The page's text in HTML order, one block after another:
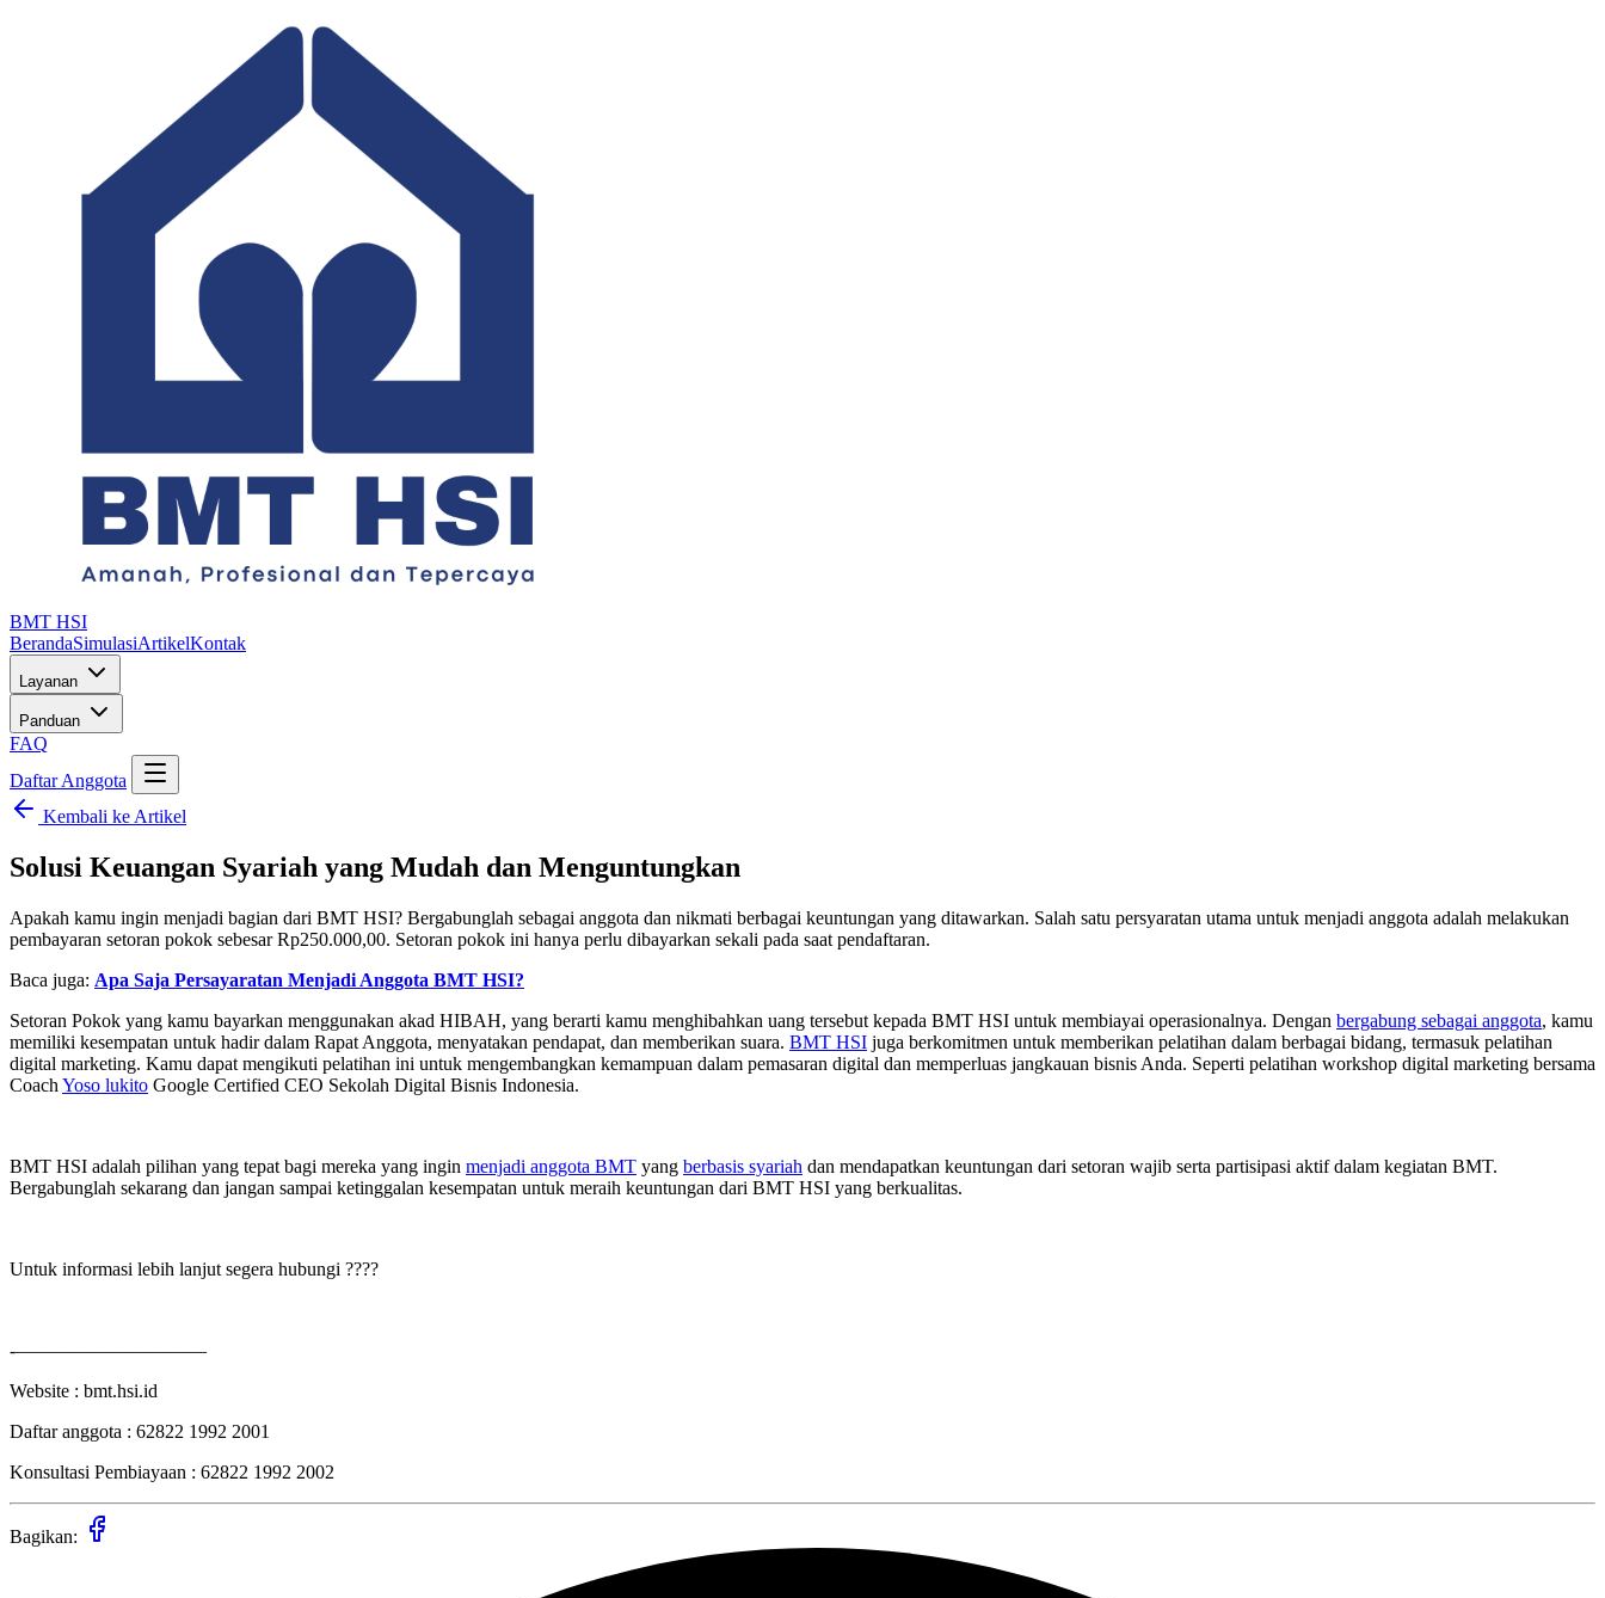
BMT HSI
BerandaSimulasiArtikelKontak
Layanan
Panduan
FAQ
Daftar Anggota
Kembali ke Artikel
Solusi Keuangan Syariah yang Mudah dan Menguntungkan
Apakah kamu ingin menjadi bagian dari BMT HSI? Bergabunglah sebagai anggota dan nikmati berbagai keuntungan yang ditawarkan. Salah satu persyaratan utama untuk menjadi anggota adalah melakukan
pembayaran setoran pokok sebesar Rp250.000,00. Setoran pokok ini hanya perlu dibayarkan sekali pada saat pendaftaran.
Baca juga: Apa Saja Persayaratan Menjadi Anggota BMT HSI?
Setoran Pokok yang kamu bayarkan menggunakan akad HIBAH, yang berarti kamu menghibahkan uang tersebut kepada BMT HSI untuk membiayai operasionalnya. Dengan bergabung sebagai anggota, kamu
memiliki kesempatan untuk hadir dalam Rapat Anggota, menyatakan pendapat, dan memberikan suara. BMT HSI juga berkomitmen untuk memberikan pelatihan dalam berbagai bidang, termasuk pelatihan
digital marketing. Kamu dapat mengikuti pelatihan ini untuk mengembangkan kemampuan dalam pemasaran digital dan memperluas jangkauan bisnis Anda. Seperti pelatihan workshop digital marketing bersama
Coach Yoso lukito Google Certified CEO Sekolah Digital Bisnis Indonesia.
BMT HSI adalah pilihan yang tepat bagi mereka yang ingin menjadi anggota BMT yang berbasis syariah dan mendapatkan keuntungan dari setoran wajib serta partisipasi aktif dalam kegiatan BMT.
Bergabunglah sekarang dan jangan sampai ketinggalan kesempatan untuk meraih keuntungan dari BMT HSI yang berkualitas.
Untuk informasi lebih lanjut segera hubungi ????
-——————————
Website : bmt.hsi.id
Daftar anggota : 62822 1992 2001
Konsultasi Pembiayaan : 62822 1992 2002
Bagikan: